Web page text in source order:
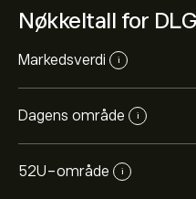
Nøkkeltall for
Markedsverdi i
Dagens område i
52U-område i